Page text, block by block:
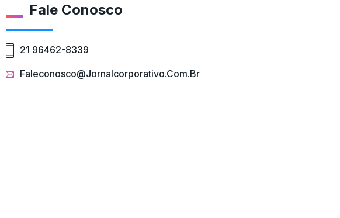
Fale Conosco
21 96462-8339
Faleconosco@jornalcorporativo.com.br